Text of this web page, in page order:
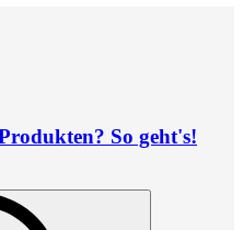
So geht's!